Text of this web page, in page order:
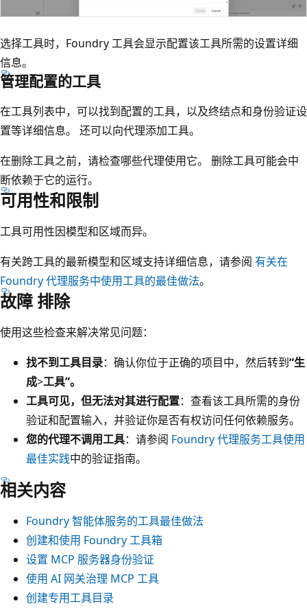
选择工具时，Foundry 工具会显示配置该工具所需的设置详细
信息。
管理配置的工具
在工具列表中，可以找到配置的工具，以及终结点和身份验证设
置等详细信息。 还可以向代理添加工具。
在删除工具之前，请检查哪些代理使用它。 删除工具可能会中
断依赖于它的运行。
可用性和限制
工具可用性因模型和区域而异。
有关跨工具的最新模型和区域支持详细信息，请参阅 有关在
Foundry 代理服务中使用工具的最佳做法。
故障 排除
使用这些检查来解决常见问题：
找不到工具目录：确认你位于正确的项目中，然后转到“生
成>工具”。
工具可见，但无法对其进行配置：查看该工具所需的身份
验证和配置输入，并验证你是否有权访问任何依赖服务。
您的代理不调用工具：请参阅 Foundry 代理服务工具使用
最佳实践中的验证指南。
相关内容
Foundry 智能体服务的工具最佳做法
创建和使用 Foundry 工具箱
设置 MCP 服务器身份验证
使用 AI 网关治理 MCP 工具
创建专用工具目录